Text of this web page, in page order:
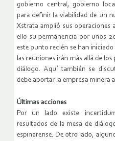
gobierno central, gobierno
para definir la viabilidad de un
Xstrata amplió sus operaciones
ello su permanencia por unos
este punto recién se han
las reuniones irán más allá de
diálogo. Aquí también se
debe aportar la empresa minera
Últimas acciones
Por un lado existe
resultados de la mesa de
espinarense. De otro lado,